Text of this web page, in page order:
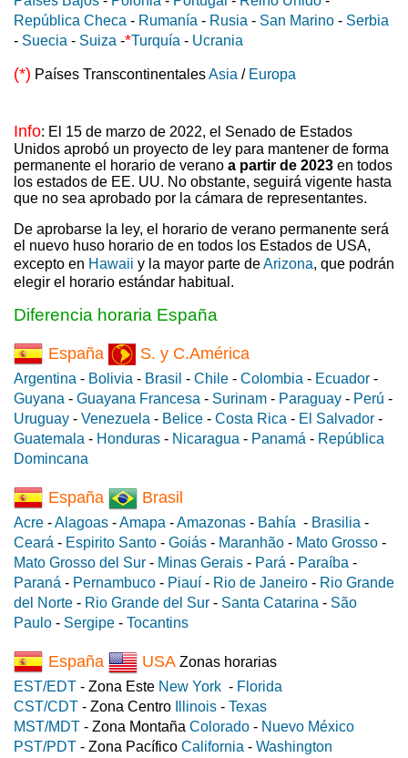
República Checa - Rumanía - Rusia - San Marino - Serbia
- Suecia - Suiza -*Turquía - Ucrania
(*) Países TranscontinentalesAsia / Europa
Info: El 15 de marzo de 2022, el Senado de Estados
Unidos aprobó un proyecto de ley para mantener de forma
permanente el horario de verano a partir de 2023 en todos
los estados de EE. UU. No obstante, seguirá vigente hasta
que no sea aprobado por la cámara de representantes.
De aprobarse la ley, el horario de verano permanente será
el nuevo huso horario de en todos los Estados de USA,
excepto en Hawaii y la mayor parte deArizona, que podrán
elegir el horario estándar habitual.
Diferencia horaria España
España S. y C.América
Argentina - Bolivia - Brasil - Chile - Colombia - Ecuador -
Guyana - Guayana Francesa - Surinam - Paraguay - Perú -
Uruguay - Venezuela - Belice - Costa Rica - El Salvador -
Guatemala - Honduras - Nicaragua - Panamá - República
Domincana
España Brasil
Acre -Alagoas -Amapa -Amazonas - Bahía - Brasilia -
Ceará - Espirito Santo - Goiás - Maranhão - Mato Grosso -
Mato Grosso del Sur - Minas Gerais - Pará - Paraíba -
Paraná - Pernambuco - Piauí - Rio de Janeiro - Rio Grande
del Norte - Rio Grande del Sur - Santa Catarina - São
Paulo - Sergipe - Tocantins
España USA Zonas horarias
EST/EDT - Zona Este New York - Florida
CST/CDT - Zona Centro Illinois - Texas
MST/MDT - Zona Montaña Colorado - Nuevo México
PST/PDT - Zona Pacífico California - Washington